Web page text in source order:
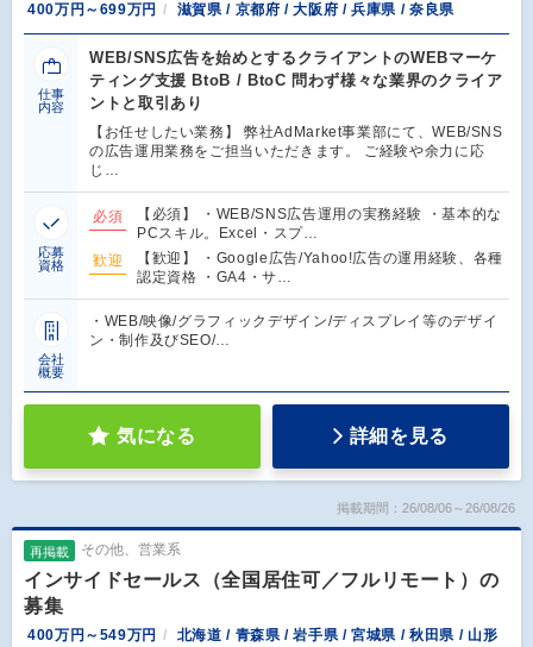
400万円～699万円 滋賀県 / 京都府 / 大阪府 / 兵庫県 / 奈良県
仕事
内容
WEB/SNS広告を始めとするクライアントのWEBマーケ
ティング支援 BtoB / BtoC 問わず様々な業界のクライア
ントと取引あり
【お任せしたい業務】 弊社AdMarket事業部にて、WEB/SNS
の広告運用業務をご担当いただきます。 ご経験や余力に応
じ…
応募
資格
必須
【必須】 ・WEB/SNS広告運用の実務経験 ・基本的な
PCスキル。Excel・スプ…
歓迎
【歓迎】 ・Google広告/Yahoo!広告の運用経験、各種
認定資格 ・GA4・サ…
会社
概要
・WEB/映像/グラフィックデザイン/ディスプレイ等のデザイ
ン・制作及びSEO/…
気になる 詳細を見る
掲載期間：26/08/06～26/08/26
再掲載 その他、営業系
インサイドセールス（全国居住可／フルリモート）の
募集
400万円～549万円
北海道 / 青森県 / 岩手県 / 宮城県 / 秋田県 / 山形